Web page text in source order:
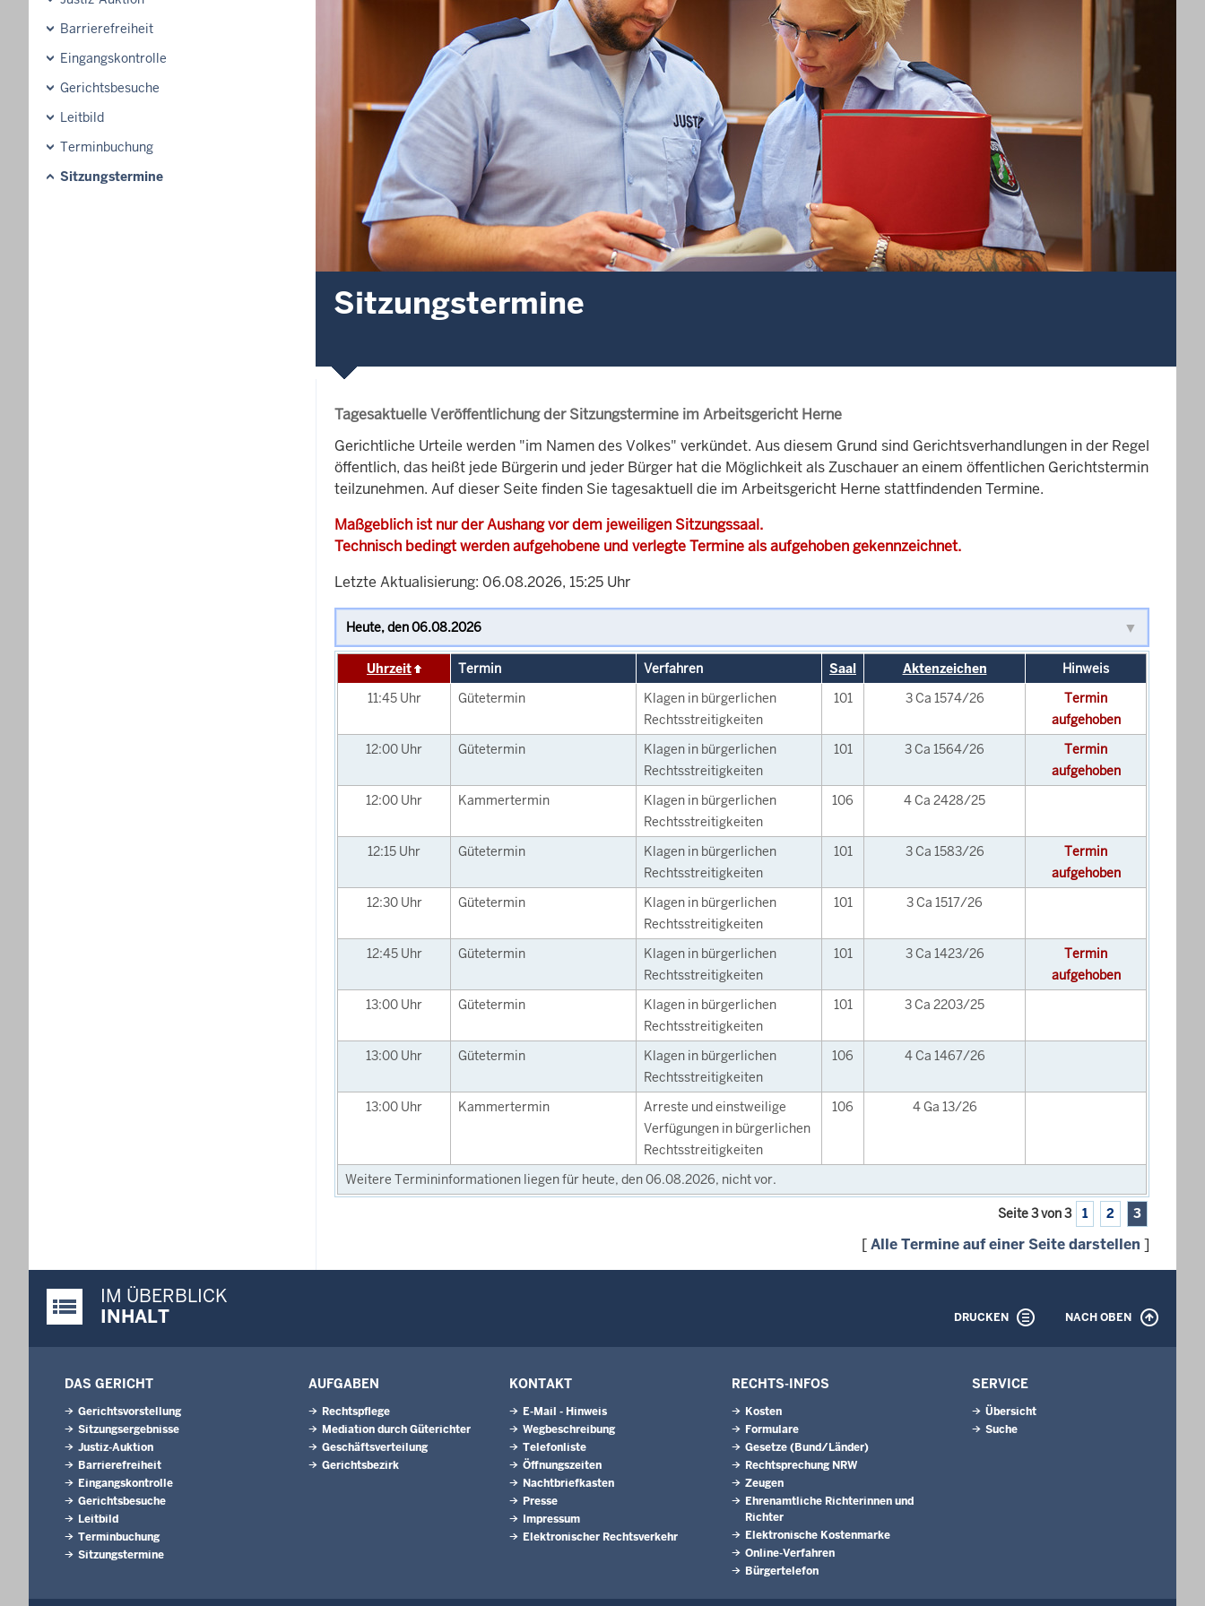
Barrierefreiheit
Eingangskontrolle
Gerichtsbesuche
Leitbild
Terminbuchung
Sitzungstermine
Sitzungstermine
Tagesaktuelle Veröffentlichung der Sitzungstermine im Arbeitsgericht Herne
Gerichtliche Urteile werden "im Namen des Volkes" verkündet. Aus diesem Grund sind Gerichtsverhandlungen in der Regel
öffentlich, das heißt jede Bürgerin und jeder Bürger hat die Möglichkeit als Zuschauer an einem öffentlichen Gerichtstermin
teilzunehmen. Auf dieser Seite finden Sie tagesaktuell die im Arbeitsgericht Herne stattfindenden Termine.
Maßgeblich ist nur der Aushang vor dem jeweiligen Sitzungssaal.
Technisch bedingt werden aufgehobene und verlegte Termine als aufgehoben gekennzeichnet.
Letzte Aktualisierung: 06.08.2026, 15:25 Uhr
Uhrzeit Termin Verfahren Saal Aktenzeichen
Hinweis
11:45 Uhr Gütetermin
Klagen in bürgerlichen
Rechtsstreitigkeiten
101 3 Ca 1574/26
Termin
aufgehoben
12:00 Uhr Gütetermin
Klagen in bürgerlichen
Rechtsstreitigkeiten
101 3 Ca 1564/26
Termin
aufgehoben
12:00 Uhr Kammertermin
Klagen in bürgerlichen
Rechtsstreitigkeiten
106 4 Ca 2428/25
12:15 Uhr Gütetermin
Klagen in bürgerlichen
Rechtsstreitigkeiten
101 3 Ca 1583/26
Termin
aufgehoben
12:30 Uhr Gütetermin
Klagen in bürgerlichen
Rechtsstreitigkeiten
101 3 Ca 1517/26
12:45 Uhr Gütetermin
Klagen in bürgerlichen
Rechtsstreitigkeiten
101 3 Ca 1423/26
Termin
aufgehoben
13:00 Uhr Gütetermin
Klagen in bürgerlichen
Rechtsstreitigkeiten
101 3 Ca 2203/25
13:00 Uhr Gütetermin
Klagen in bürgerlichen
Rechtsstreitigkeiten
106 4 Ca 1467/26
13:00 Uhr Kammertermin
Arreste und einstweilige
Verfügungen in bürgerlichen
Rechtsstreitigkeiten
106 4 Ga 13/26
Weitere Termininformationen liegen für heute, den 06.08.2026, nicht vor.
Seite 3 von 3 1 2 3
[Alle Termine auf einer Seite darstellen ]
Justiz-Portal im Überblick:
IM ÜBERBLICK
INHALT
DRUCKEN NACH OBEN
DAS GERICHT
Gerichtsvorstellung
Sitzungsergebnisse
Justiz-Auktion
Barrierefreiheit
Eingangskontrolle
Gerichtsbesuche
Leitbild
Terminbuchung
Sitzungstermine
AUFGABEN
Rechtspflege
Mediation durch Güterichter
Geschäftsverteilung
Gerichtsbezirk
KONTAKT
E-Mail - Hinweis
Wegbeschreibung
Telefonliste
Öffnungszeiten
Nachtbriefkasten
Presse
Impressum
Elektronischer Rechtsverkehr
RECHTS-INFOS
Kosten
Formulare
Gesetze (Bund/Länder)
Rechtsprechung NRW
Zeugen
Ehrenamtliche Richterinnen und
Richter
Elektronische Kostenmarke
Online-Verfahren
Bürgertelefon
SERVICE
Übersicht
Suche